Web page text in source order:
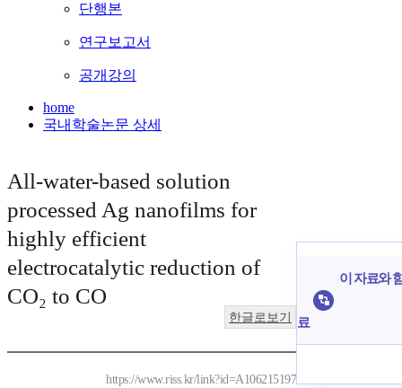
단행본
연구보고서
공개강의
home
국내학술논문 상세
All-water-based solution
processed Ag nanofilms for
highly efficient
electrocatalytic reduction of
CO₂ to CO
한글로보기
https://www.riss.kr/link?id=A106215197
이 자료와
료